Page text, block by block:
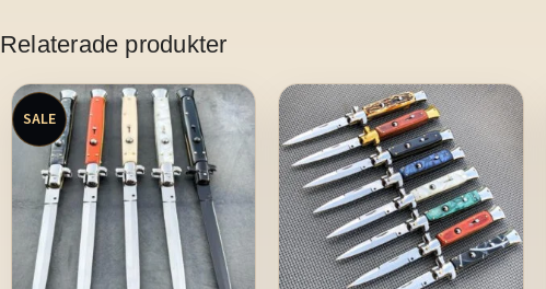
Relaterade produkter
SALE